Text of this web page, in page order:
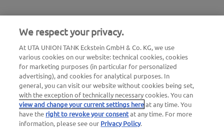
We respect your privacy.
At UTA UNION TANK Eckstein GmbH & Co. KG, we use
various cookies on our website: technical cookies, cookies
for marketing purposes (in particular for personalized
advertising), and cookies for analytical purposes. In
general, you can visit our website without cookies being set,
with the exception of technically necessary cookies. You can
view and change your current settings hereat any time. You
have the right to revoke your consentat any time. For more
information, please see our Privacy Policy.